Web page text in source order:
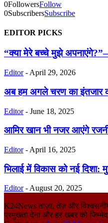
0FollowersFollow
0SubscribersSubscribe
EDITOR PICKS
“क्या मेरे बच्चे मुझे
Editor - April 29, 2026
अब हम अगले चरण का इंतजार
Editor - June 18, 2025
आमिर खान भी नजर आएंगे
Editor - April 16, 2025
भिलाई में विकास को नई दिशा:
Editor -August 20, 2025
K24News ताज़ा, तेज़ और
प्रमुखता देना और हर खबर को